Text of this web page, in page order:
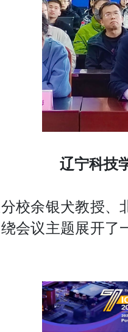
辽宁科技
校余银犬教授
会议主题展开